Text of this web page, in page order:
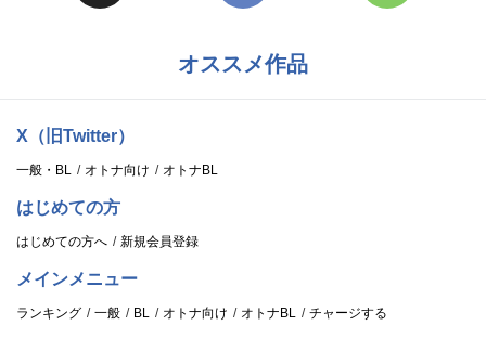
オススメ作品
X（旧Twitter）
一般・BL オトナ向け オトナBL
はじめての方
はじめての方へ 新規会員登録
メインメニュー
ランキング 一般 BL オトナ向け オトナBL チャージする